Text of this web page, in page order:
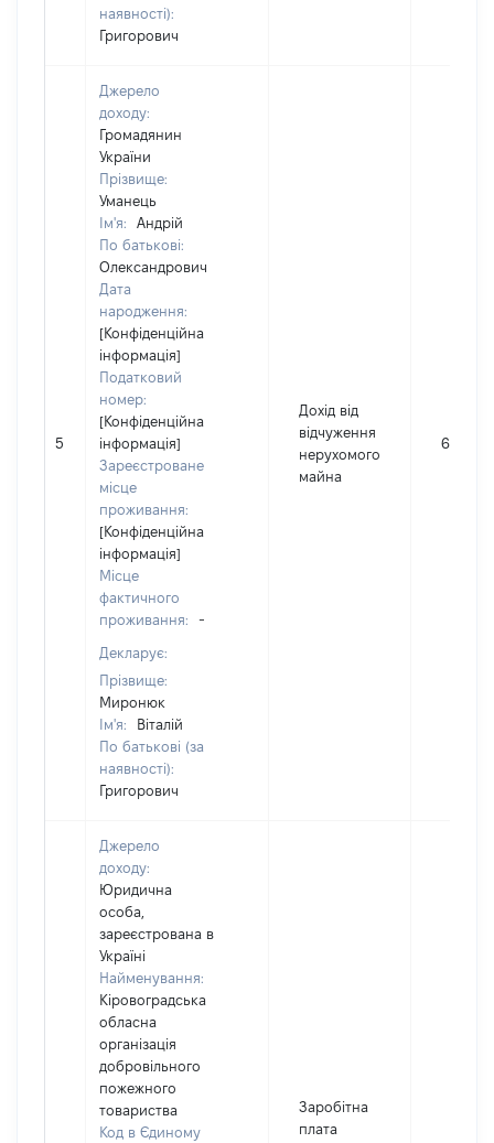
наявності):
Григорович
5
Джерело
доходу:
Громадянин
України
Прізвище:
Уманець
Ім'я:
Андрій
По батькові:
Олександрович
Дата
народження:
[Конфіденційна
інформація]
Податковий
номер:
[Конфіденційна
інформація]
Зареєстроване
місце
проживання:
[Конфіденційна
інформація]
Місце
фактичного
проживання:
-
Декларує:
Прізвище:
Миронюк
Ім'я:
Віталій
По батькові (за
наявності):
Григорович
Дохід від
відчуження
нерухомого
майна
60304
Джерело
доходу:
Юридична
особа,
зареєстрована в
Україні
Найменування:
Кіровоградська
обласна
організація
добровільного
пожежного
товариства
Код в Єдиному
Заробітна
плата